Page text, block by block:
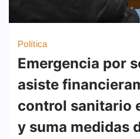
Política
Emergencia por
asiste
control sanitario
y suma medidas